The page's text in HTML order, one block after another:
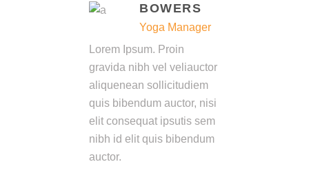
BOWERS
Yoga Manager
Lorem Ipsum. Proin
gravida nibh vel veliauctor
aliquenean sollicitudiem
quis bibendum auctor, nisi
elit consequat ipsutis sem
nibh id elit quis bibendum
auctor.